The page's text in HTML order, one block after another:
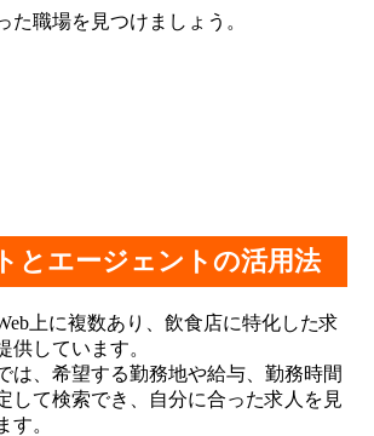
た職場を見つけましょう。
とエージェントの活用法
上に複数あり、飲食店に特化した求
供しています。
は、希望する勤務地や給与、勤務時間
して検索でき、自分に合った求人を見
す。